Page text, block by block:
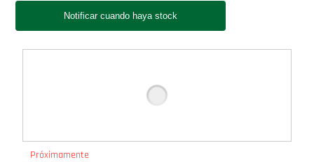
Moments
PLUS!
Próximamente